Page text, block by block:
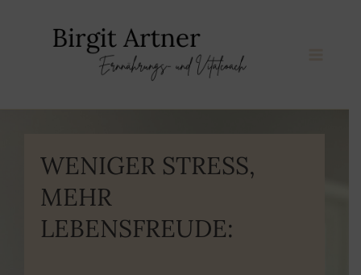
WENIGER STRESS,
MEHR
LEBENSFREUDE: